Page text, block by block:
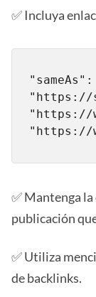
✅ Incluya
"https://
"https://
"https://
✅ Mantenga
publicación
✅ Utiliza
de backlinks.